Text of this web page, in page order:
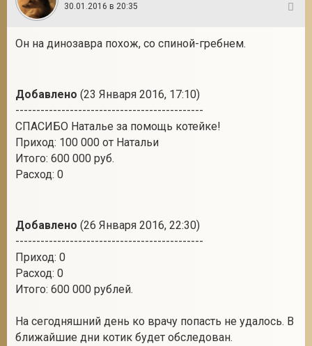
30.01.2016 в 20:35
Он на динозавра похож, со спиной-гребнем.
Добавлено (23 Января 2016, 17:10)
---------------------------------------------
СПАСИБО Наталье за помощь котейке!
Приход: 100 000 от Натальи
Итого: 600 000 руб.
Расход: 0
Добавлено (26 Января 2016, 22:30)
---------------------------------------------
Приход: 0
Расход: 0
Итого: 600 000 рублей.
На сегодняшний день ко врачу попасть не удалось. В
ближайшие дни котик будет обследован.